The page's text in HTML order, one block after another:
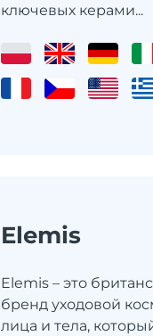
ключевых керами...
Elemis
Elemis – это
бренд уходовой
лица и тела,